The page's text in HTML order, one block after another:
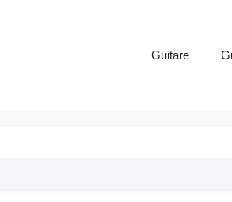
Guitare